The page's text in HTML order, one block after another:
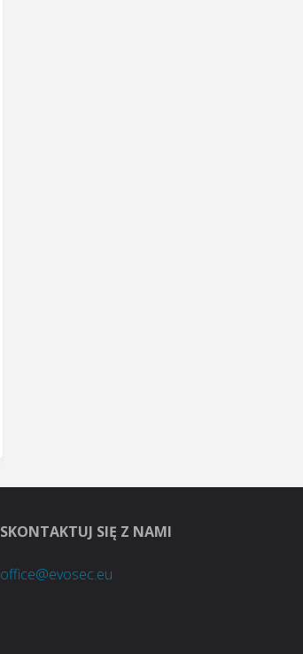
SKONTAKTUJ SIĘ Z NAMI
office@evosec.eu